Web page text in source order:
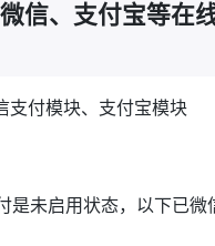
信、支付宝等在
支付模块、支付宝模块
是未启用状态，以下已微